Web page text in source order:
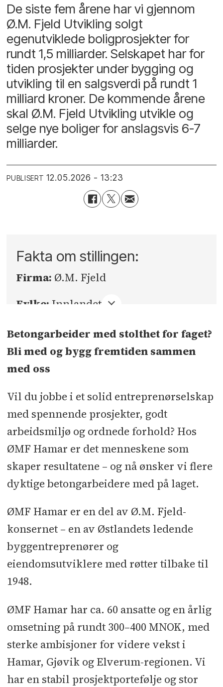
De siste fem årene har vi gjennom
Ø.M. Fjeld Utvikling solgt
egenutviklede boligprosjekter for
rundt 1,5 milliarder. Selskapet har for
tiden prosjekter under bygging og
utvikling til en salgsverdi på rundt 1
milliard kroner. De kommende årene
skal Ø.M. Fjeld Utvikling utvikle og
selge nye boliger for anslagsvis 6-7
milliarder.
PUBLISERT 12.05.2026 - 13:23
Fakta om stillingen:
Firma: Ø.M. Fjeld
Fylke: Innlandet
Sted:Hamar
Søknadsfrist:01.09.2026
Betongarbeider med stolthet for faget?
Bli med og bygg fremtiden sammen
med oss
Vil du jobbe i et solid entreprenørselskap
med spennende prosjekter, godt
arbeidsmiljø og ordnede forhold? Hos
ØMF Hamar er det menneskene som
skaper resultatene – og nå ønsker vi flere
dyktige betongarbeidere med på laget.
ØMF Hamar er en del av Ø.M. Fjeld-
konsernet – en av Østlandets ledende
byggentreprenører og
eiendomsutviklere med røtter tilbake til
1948.
ØMF Hamar har ca. 60 ansatte og en årlig
omsetning på rundt 300–400 MNOK, med
sterke ambisjoner for videre vekst i
Hamar, Gjøvik og Elverum-regionen. Vi
har en stabil prosjektportefølje og stor